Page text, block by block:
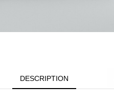
DESCRIPTION